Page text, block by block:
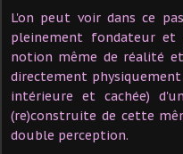
L'on peut voir dans ce
pleinement fondateur
notion même de réalité
directement
intérieure et cachée)
(re)construite de cette
double perception.